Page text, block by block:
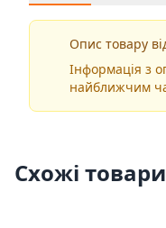
Опис товару
Інформація з
найближчим
Схожі